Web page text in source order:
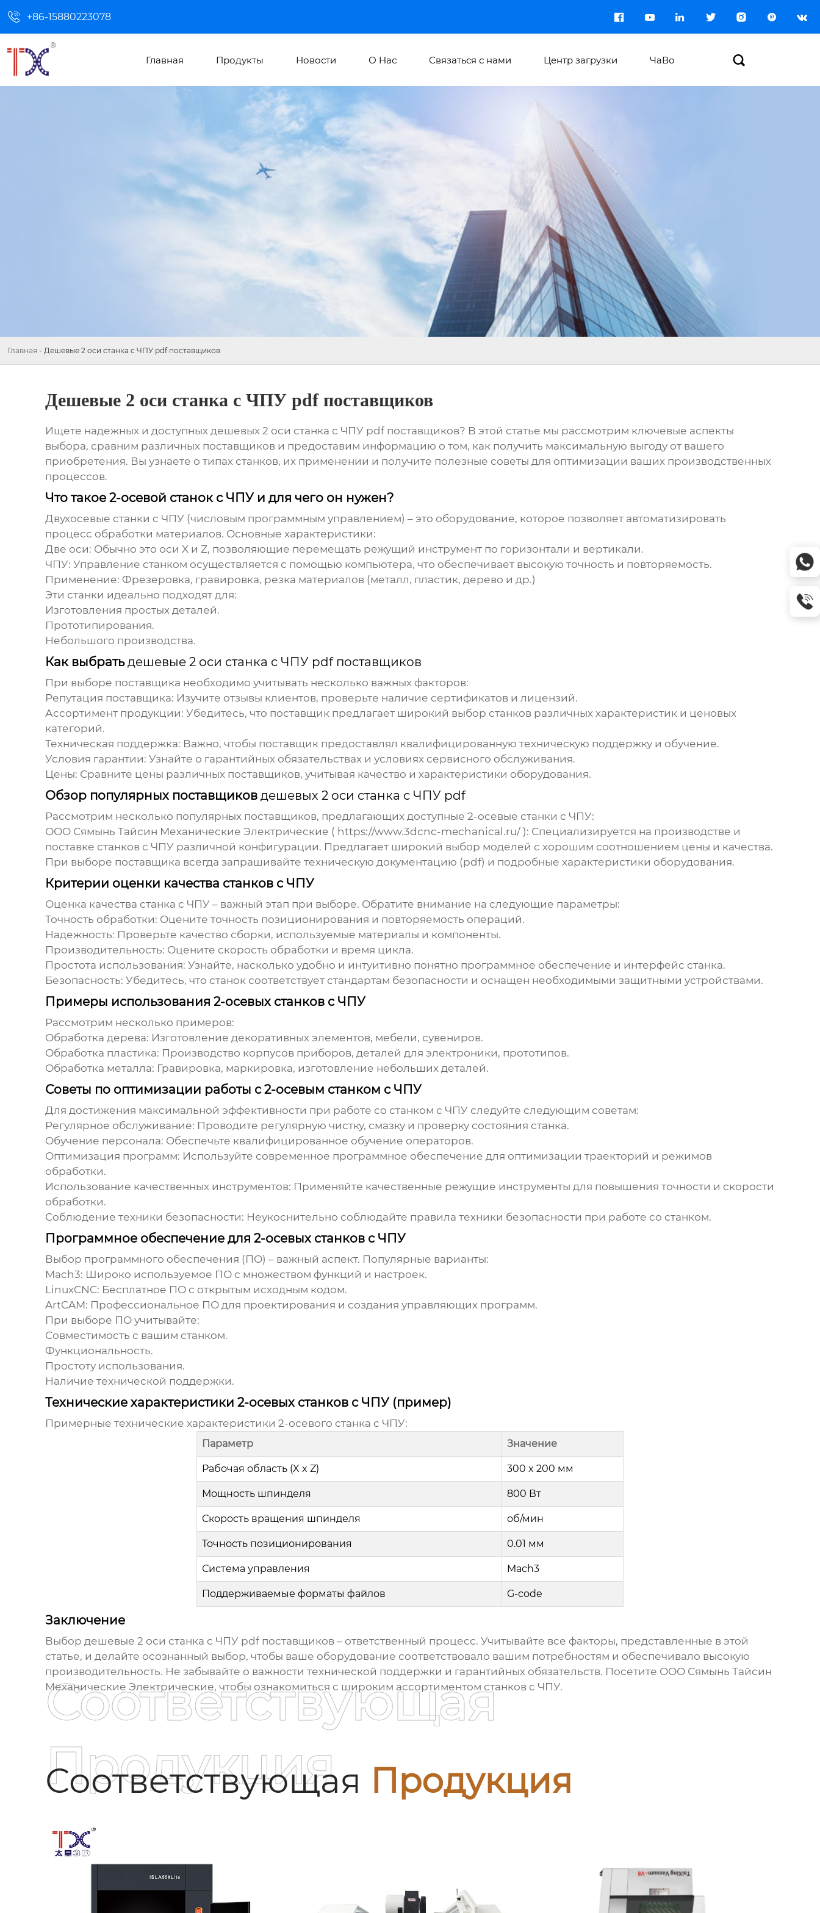
 +86-15880223078       
Главная Продукты Новости О Hас Связаться с нами Центр загрузки ЧаВо 
Главная - Дешевые 2 оси станка с ЧПУ pdf поставщиков
Дешевые 2 оси станка с ЧПУ pdf поставщиков
Ищете надежных и доступных дешевых 2 оси станка с ЧПУ pdf поставщиков? В этой статье мы рассмотрим ключевые аспекты
выбора, сравним различных поставщиков и предоставим информацию о том, как получить максимальную выгоду от вашего
приобретения. Вы узнаете о типах станков, их применении и получите полезные советы для оптимизации ваших производственных
процессов.
Что такое 2-осевой станок с ЧПУ и для чего он нужен?
Двухосевые станки с ЧПУ (числовым программным управлением) – это оборудование, которое позволяет автоматизировать
процесс обработки материалов. Основные характеристики:
Две оси: Обычно это оси X и Z, позволяющие перемещать режущий инструмент по горизонтали и вертикали.
ЧПУ: Управление станком осуществляется с помощью компьютера, что обеспечивает высокую точность и повторяемость.
Применение: Фрезеровка, гравировка, резка материалов (металл, пластик, дерево и др.)
Эти станки идеально подходят для:
Изготовления простых деталей.
Прототипирования.
Небольшого производства.
Как выбратьдешевые 2 оси станка с ЧПУ pdf поставщиков
При выборе поставщика необходимо учитывать несколько важных факторов:
Репутация поставщика: Изучите отзывы клиентов, проверьте наличие сертификатов и лицензий.
Ассортимент продукции: Убедитесь, что поставщик предлагает широкий выбор станков различных характеристик и ценовых
категорий.
Техническая поддержка: Важно, чтобы поставщик предоставлял квалифицированную техническую поддержку и обучение.
Условия гарантии: Узнайте о гарантийных обязательствах и условиях сервисного обслуживания.
Цены: Сравните цены различных поставщиков, учитывая качество и характеристики оборудования.
Обзор популярных поставщиков дешевых 2 оси станка с ЧПУ pdf
Рассмотрим несколько популярных поставщиков, предлагающих доступные 2-осевые станки с ЧПУ:
ООО Сямынь Тайсин Механические Электрические ( https://www.3dcnc-mechanical.ru/): Специализируется на производстве и
поставке станков с ЧПУ различной конфигурации. Предлагает широкий выбор моделей с хорошим соотношением цены и качества.
При выборе поставщика всегда запрашивайте техническую документацию (pdf) и подробные характеристики оборудования.
Критерии оценки качества станков с ЧПУ
Оценка качества станка с ЧПУ – важный этап при выборе. Обратите внимание на следующие параметры:
Точность обработки: Оцените точность позиционирования и повторяемость операций.
Надежность: Проверьте качество сборки, используемые материалы и компоненты.
Производительность: Оцените скорость обработки и время цикла.
Простота использования: Узнайте, насколько удобно и интуитивно понятно программное обеспечение и интерфейс станка.
Безопасность: Убедитесь, что станок соответствует стандартам безопасности и оснащен необходимыми защитными устройствами.
Примеры использования 2-осевых станков с ЧПУ
Рассмотрим несколько примеров:
Обработка дерева: Изготовление декоративных элементов, мебели, сувениров.
Обработка пластика: Производство корпусов приборов, деталей для электроники, прототипов.
Обработка металла: Гравировка, маркировка, изготовление небольших деталей.
Советы по оптимизации работы с 2-осевым станком с ЧПУ
Для достижения максимальной эффективности при работе со станком с ЧПУ следуйте следующим советам:
Регулярное обслуживание: Проводите регулярную чистку, смазку и проверку состояния станка.
Обучение персонала: Обеспечьте квалифицированное обучение операторов.
Оптимизация программ: Используйте современное программное обеспечение для оптимизации траекторий и режимов
обработки.
Использование качественных инструментов: Применяйте качественные режущие инструменты для повышения точности и скорости
обработки.
Соблюдение техники безопасности: Неукоснительно соблюдайте правила техники безопасности при работе со станком.
Программное обеспечение для 2-осевых станков с ЧПУ
Выбор программного обеспечения (ПО) – важный аспект. Популярные варианты:
Mach3: Широко используемое ПО с множеством функций и настроек.
LinuxCNC: Бесплатное ПО с открытым исходным кодом.
ArtCAM: Профессиональное ПО для проектирования и создания управляющих программ.
При выборе ПО учитывайте:
Совместимость с вашим станком.
Функциональность.
Простоту использования.
Наличие технической поддержки.
Технические характеристики 2-осевых станков с ЧПУ (пример)
Примерные технические характеристики 2-осевого станка с ЧПУ:
Параметр Значение
Рабочая область (X x Z) 300 x 200 мм
Мощность шпинделя 800 Вт
Скорость вращения шпинделя об/мин
Точность позиционирования 0.01 мм
Система управления Mach3
Поддерживаемые форматы файлов G-code
Заключение
Выбор дешевые 2 оси станка с ЧПУ pdf поставщиков– ответственный процесс. Учитывайте все факторы, представленные в этой
статье, и делайте осознанный выбор, чтобы ваше оборудование соответствовало вашим потребностям и обеспечивало высокую
производительность. Не забывайте о важности технической поддержки и гарантийных обязательств. Посетите ООО Сямынь Тайсин
Механические Электрические, чтобы ознакомиться с широким ассортиментом станков с ЧПУ.
Соответствующая Продукция
Соответствующая
Продукция